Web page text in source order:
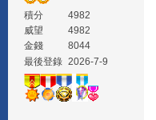
積分
4982
威望
4982
金錢
8044
最後登錄 2026-7-9